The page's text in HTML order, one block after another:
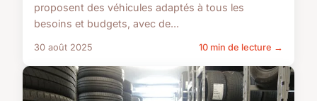
proposent des véhicules adaptés à tous les
besoins et budgets, avec de...
30 août 2025 10 min de lecture →